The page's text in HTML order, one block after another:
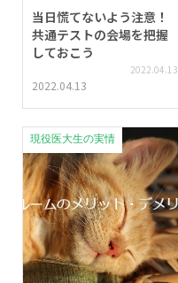
当日慌てないよう注意！
共通テストの会場を把握
しておこう
2022.04.13
2022.04.13
現役医大生の実情